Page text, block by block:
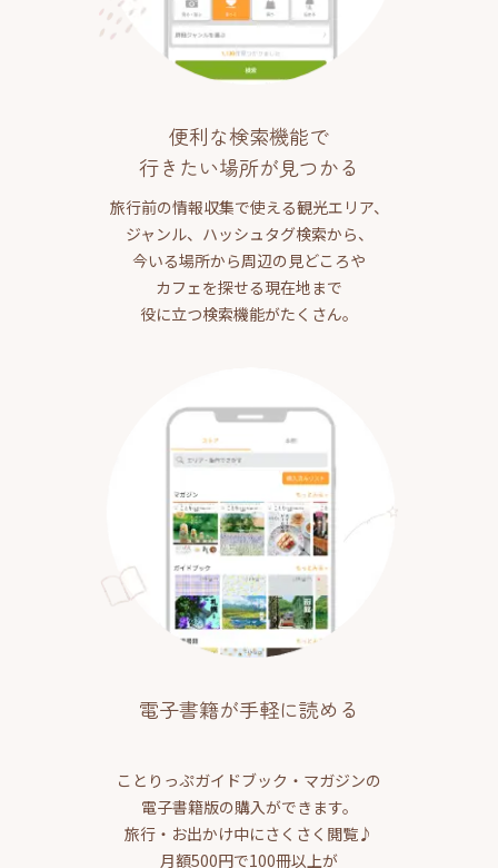
便利な検索機能で
行きたい場所が見つかる
旅行前の情報収集で使える観光エリア、
ジャンル、ハッシュタグ検索から、
今いる場所から周辺の見どころや
カフェを探せる現在地まで
役に立つ検索機能がたくさん。
電子書籍が手軽に読める
ことりっぷガイドブック・マガジンの
電子書籍版の購入ができます。
旅行・お出かけ中にさくさく閲覧♪
月額500円で100冊以上が